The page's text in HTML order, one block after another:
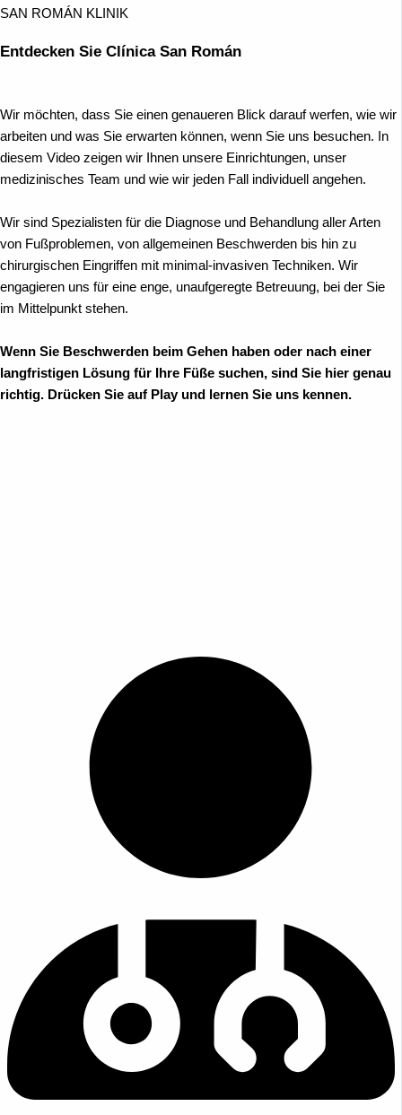
niet nodig!
SAN ROMÁN KLINIK
Entdecken Sie Clínica San Román
Wir möchten, dass Sie einen genaueren Blick darauf werfen, wie wir
arbeiten und was Sie erwarten können, wenn Sie uns besuchen. In
diesem Video zeigen wir Ihnen unsere Einrichtungen, unser
medizinisches Team und wie wir jeden Fall individuell angehen.
Wir sind Spezialisten für die Diagnose und Behandlung aller Arten
von Fußproblemen, von allgemeinen Beschwerden bis hin zu
chirurgischen Eingriffen mit minimal-invasiven Techniken. Wir
engagieren uns für eine enge, unaufgeregte Betreuung, bei der Sie
im Mittelpunkt stehen.
Wenn Sie Beschwerden beim Gehen haben oder nach einer
langfristigen Lösung für Ihre Füße suchen, sind Sie hier genau
richtig. Drücken Sie auf Play und lernen Sie uns kennen.